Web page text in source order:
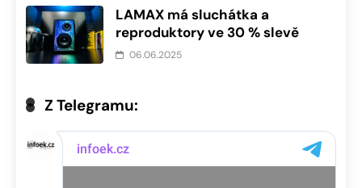
LAMAX má sluchátka a
reproduktory ve 30 % slevě
06.06.2025
Z Telegramu: